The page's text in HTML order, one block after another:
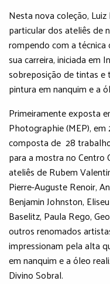
Nesta nova coleção,
particular dos ateliês de
rompendo com a
sua carreira, iniciada em
sobreposição de tintas e
pintura em nanquim e a
Primeiramente exposta
Photographie (MEP),
composta de 28
para a mostra no Centro
ateliês de Rubem
Pierre-Auguste Renoir,
Benjamin Johnston,
Baselitz, Paula Rego,
outros renomados
impressionam pela alta
em nanquim e a óleo
Divino Sobral.